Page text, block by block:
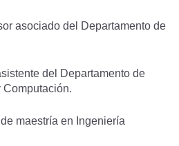
asociado del Departamento de
del Departamento de
Computación.
maestría en Ingeniería